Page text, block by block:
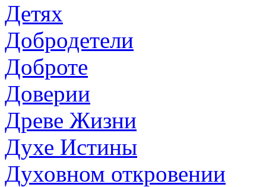
Детях
Добродетели
Доброте
Доверии
Древе Жизни
Духе Истины
Духовном откровении